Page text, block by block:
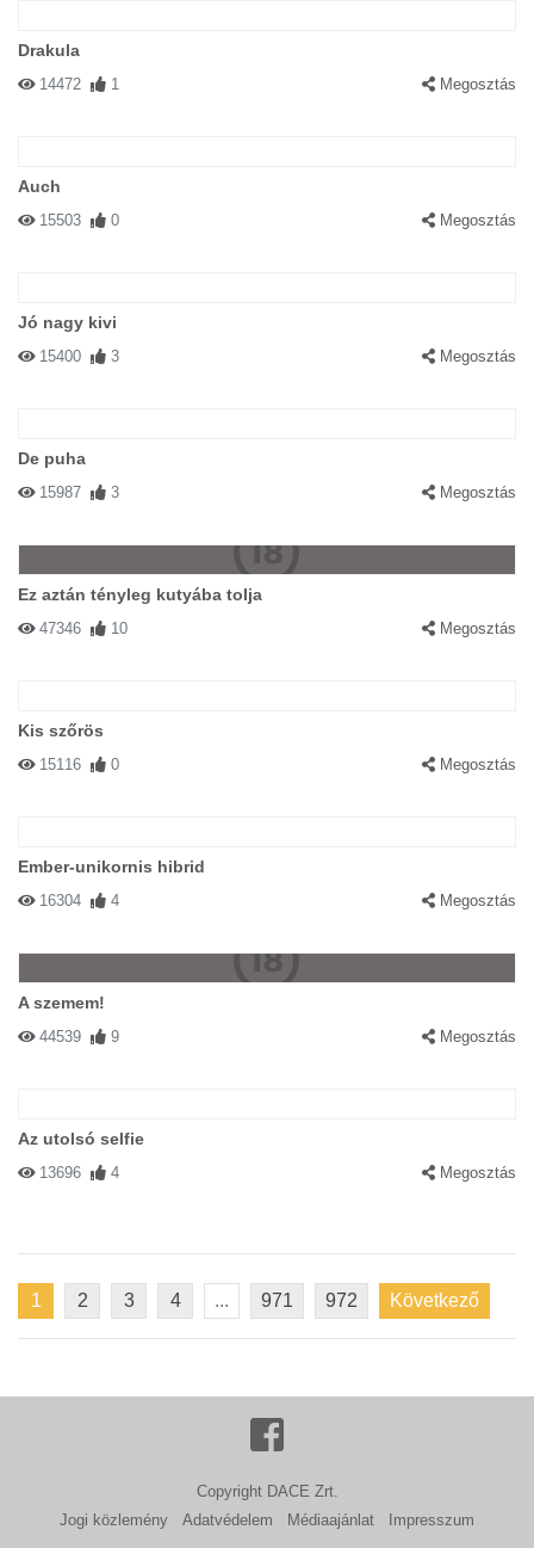
Drakula
14472 1 Megosztás
Auch
15503 0 Megosztás
Jó nagy kivi
15400 3 Megosztás
De puha
15987 3 Megosztás
Ez aztán tényleg kutyába tolja
47346 10 Megosztás
Kis szőrös
15116 0 Megosztás
Ember-unikornis hibrid
16304 4 Megosztás
A szemem!
44539 9 Megosztás
Az utolsó selfie
13696 4 Megosztás
1 2 3 4 ... 971 972 Következő
Copyright DACE Zrt.
Jogi közlemény
Adatvédelem Médiaajánlat Impresszum